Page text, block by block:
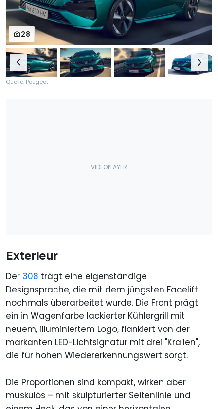
28
Quelle: Peugeot
Exterieur
Der 308 trägt eine eigenständige
Designsprache, die mit dem jüngsten Facelift
nochmals überarbeitet wurde. Die Front prägt
ein in Wagenfarbe lackierter Kühlergrill mit
neuem, illuminiertem Logo, flankiert von der
markanten LED-Lichtsignatur mit drei "Krallen",
die für hohen Wiedererkennungswert sorgt.
Die Proportionen sind kompakt, wirken aber
muskulös – mit skulpturierter Seitenlinie und